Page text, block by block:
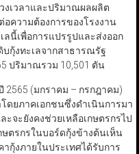
งเวลาและปริมาณผลผลิต
ความต้องการของโรงงาน
ลนี้เพื่อการแปรรูปและส่งออก
กุ้งทะเลจากสาธารณรัฐ
ปริมาณรวม 10,501 ตัน
2565 (มกราคม – กรกฎาคม)
ดยภาคเอกชนซึ่งดำเนินการมา
จะยังคงช่วยเหลือเกษตรกรไป
ตรกรในบอร์ดกุ้งข้างต้นเห็น
กุ้งภายในประเทศได้รับการ